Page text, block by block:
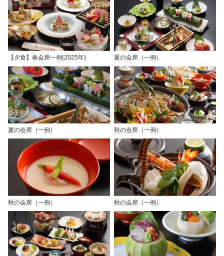
【夕食】春会席一例(2025年) 夏の会席（一例）
夏の会席（一例） 秋の会席（一例）
秋の会席（一例） 秋の会席（一例）